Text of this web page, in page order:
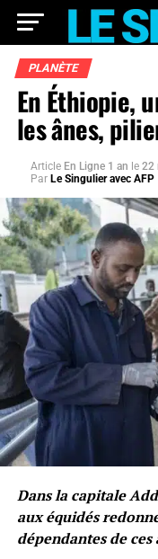
PLANÈTE
En Éthiopie,
les ânes,
Article En Ligne 1 an le 22
Par Le Singulier avec AFP
Dans la capitale
aux équidés
dépendantes de